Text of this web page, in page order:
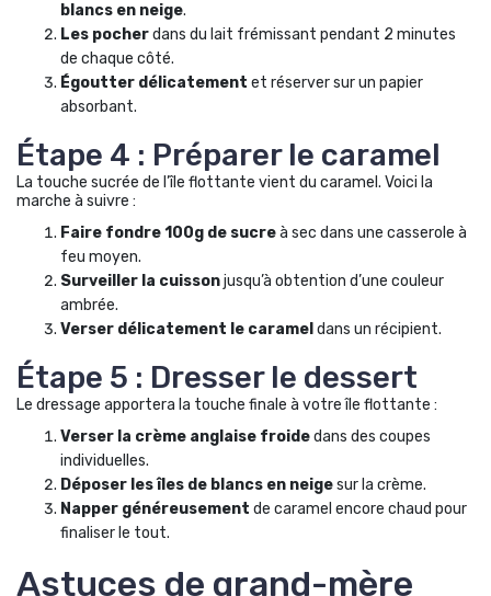
blancs en neige.
Les pocherdans du lait frémissant pendant 2 minutes
de chaque côté.
Égoutter délicatement et réserver sur un papier
absorbant.
Étape 4 : Préparer le caramel
La touche sucrée de l’île flottante vient du caramel. Voici la
marche à suivre :
Faire fondre 100g de sucreà sec dans une casserole à
feu moyen.
Surveiller la cuissonjusqu’à obtention d’une couleur
ambrée.
Verser délicatement le caramel dans un récipient.
Étape 5 : Dresser le dessert
Le dressage apportera la touche finale à votre île flottante :
Verser la crème anglaise froidedans des coupes
individuelles.
Déposer les îles de blancs en neigesur la crème.
Napper généreusement de caramel encore chaud pour
finaliser le tout.
Astuces de grand-mère